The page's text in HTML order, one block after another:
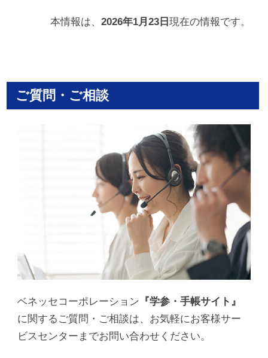
本情報は、 2026年1月23日 現在の情報です。
ご質問・ご相談
ベネッセコーポレーション 『学参・手帳サイト』
に関するご質問・ご相談は、お気軽にお客様サー
ビスセンターまでお問い合わせください。